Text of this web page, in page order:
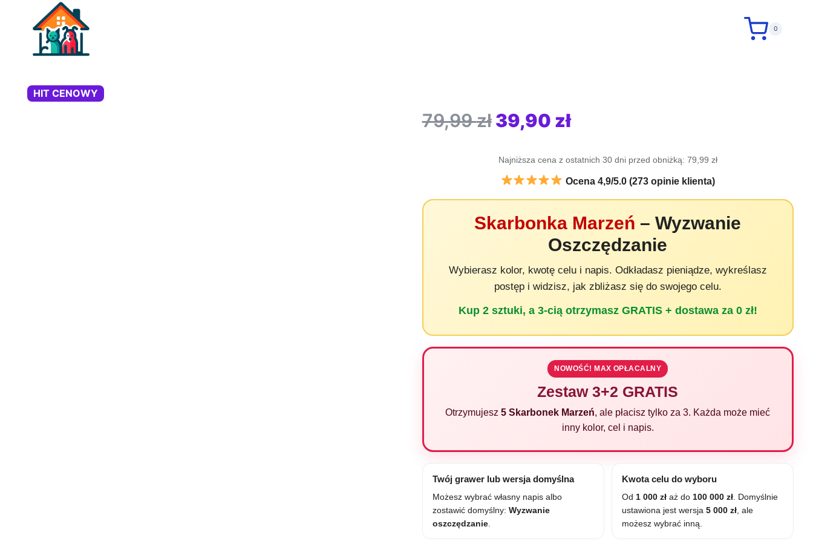
0
HIT CENOWY
79,99zł Pierwotna
wynosiła:
79,99 zł.
39,90 złAktualna
wynosi:
39,90 zł.
Najniższa cena z ostatnich 30 dni przed obniżką: 79,99 zł
Ocena 4,9/5.0 (273 opinie klienta)
Skarbonka Marzeń – Wyzwanie
Oszczędzanie
Wybierasz kolor, kwotę celu i napis. Odkładasz pieniądze, wykreślasz
postęp i widzisz, jak zbliżasz się do swojego celu.
Kup 2 sztuki, a 3-cią otrzymasz GRATIS + dostawa za 0 zł!
NOWOŚĆ! MAX OPŁACALNY
Zestaw 3+2 GRATIS
Otrzymujesz5 Skarbonek Marzeń, ale płacisz tylko za 3. Każda może mieć
inny kolor, cel i napis.
Twój grawer lub wersja domyślna
Możesz wybrać własny napis albo
zostawić domyślny: Wyzwanie
oszczędzanie.
Kwota celu do wyboru
Od 1 000 złaż do 100 000 zł. Domyślnie
ustawiona jest wersja 5 000 zł, ale
możesz wybrać inną.